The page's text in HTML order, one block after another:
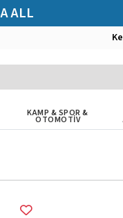
ALL
KAMP & SPOR &
OTOMOTİV